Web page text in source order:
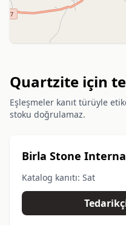
Quartzite için
Eşleşmeler kanıt türüyle
stoku doğrulamaz.
Birla Stone
Katalog kanıtı: Sat